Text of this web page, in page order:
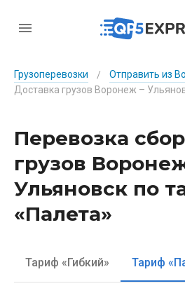
Грузоперевозки / Отправить из
Перевозка
грузов
Ульяновск по
«Палета»
Тариф «Гибкий» Тариф